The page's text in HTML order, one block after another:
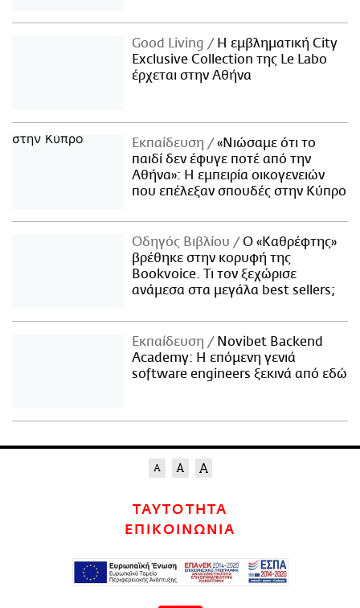
Good Living
Η εμβληματική City
Exclusive Collection της Le Labo
έρχεται στην Αθήνα
Εκπαίδευση
«Νιώσαμε ότι το
παιδί δεν έφυγε ποτέ από την
Αθήνα»: Η εμπειρία οικογενειών
που επέλεξαν σπουδές στην Κύπρο
Οδηγός Βιβλίου
Ο «Καθρέφτης»
βρέθηκε στην κορυφή της
Bookvoice. Τι τον ξεχώρισε
ανάμεσα στα μεγάλα best sellers;
Εκπαίδευση
Novibet Backend
Academy: Η επόμενη γενιά
software engineers ξεκινά από εδώ
ΤΑΥΤΟΤΗΤΑ
ΕΠΙΚΟΙΝΩΝΙΑ